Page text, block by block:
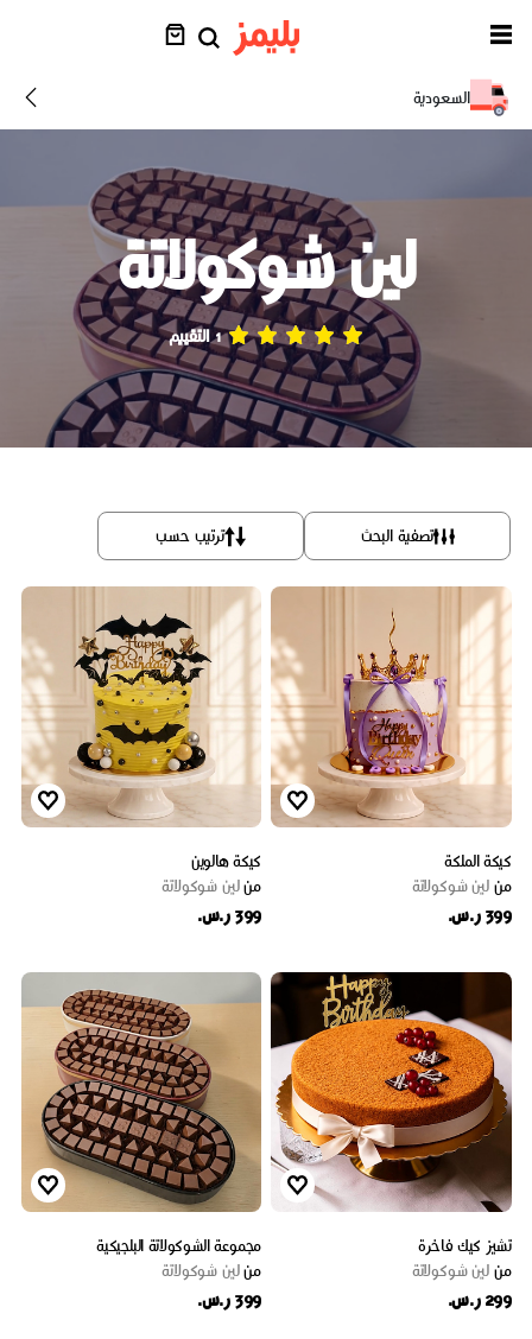
السعودية
لين شوكولاتة
1 التقييم
تصفية البحث ترتيب حسب
كيكة الملكة
من لين شوكولاتة
399 ر.س.
كيكة هالوين
منلين شوكولاتة
399 ر.س.
تشيز كيك فاخرة
من لين شوكولاتة
299 ر.س.
مجموعة الشوكولاتة البلجيكية
منلين شوكولاتة
399 ر.س.